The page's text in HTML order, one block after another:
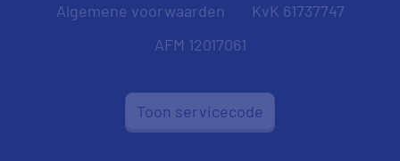
Algemene voorwaarden
KvK 61737747
AFM 12017061
Toon servicecode